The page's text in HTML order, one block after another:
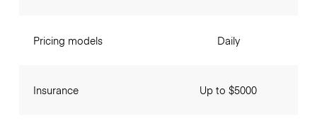
Pricing models
Insurance
Daily
Up to $5000